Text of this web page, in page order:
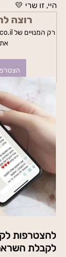
היי, זו שרי 💛
רוצה
להצטרפות
לקבלת